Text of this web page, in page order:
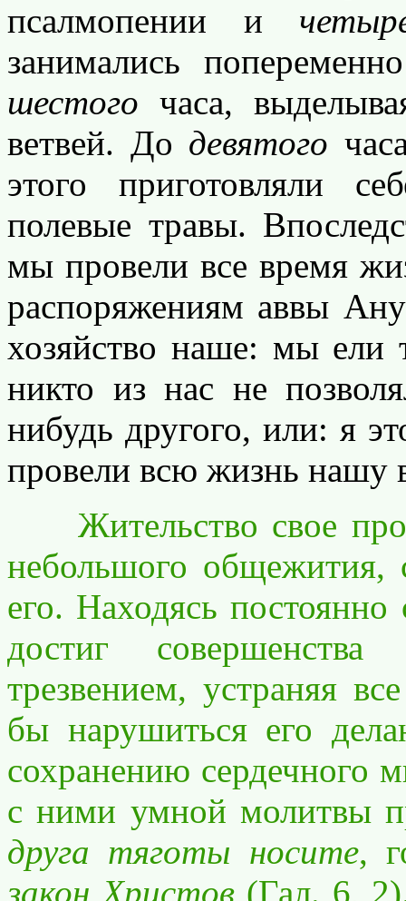
псалмопении и
занимались
шестого часа,
ветвей. До девятого
этого приготовляли
полевые травы.
мы провели все время
распоряжениям аввы
хозяйство наше: мы ели
никто из нас не
нибудь другого, или: я
провели всю жизнь нашу
Жительство свое
небольшого общежития,
его. Находясь
достиг
трезвением, устраняя
бы нарушиться его
сохранению сердечного
с ними умной молитвы
друга тяготы носите,
закон Христов(Гал. 6,